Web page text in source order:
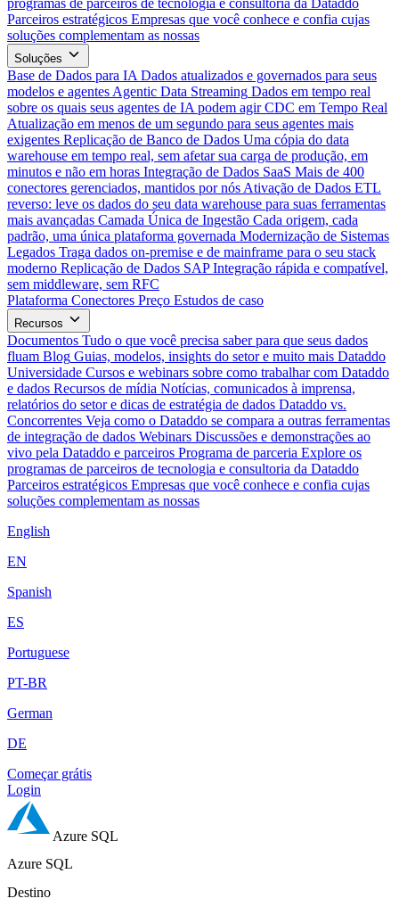
programas de parceiros de tecnologia e consultoria da Dataddo
Parceiros estratégicos Empresas que você conhece e confia cujas
soluções complementam as nossas
Soluções
Base de Dados para IA Dados atualizados e governados para seus
modelos e agentes Agentic Data Streaming Dados em tempo real
sobre os quais seus agentes de IA podem agir CDC em Tempo Real
Atualização em menos de um segundo para seus agentes mais
exigentes Replicação de Banco de Dados Uma cópia do data
warehouse em tempo real, sem afetar sua carga de produção, em
minutos e não em horas Integração de Dados SaaS Mais de 400
conectores gerenciados, mantidos por nós Ativação de Dados ETL
reverso: leve os dados do seu data warehouse para suas ferramentas
mais avançadas Camada Única de Ingestão Cada origem, cada
padrão, uma única plataforma governada Modernização de Sistemas
Legados Traga dados on-premise e de mainframe para o seu stack
moderno Replicação de Dados SAP Integração rápida e compatível,
sem middleware, sem RFC
Plataforma Conectores Preço Estudos de caso
Recursos
Documentos Tudo o que você precisa saber para que seus dados
fluam Blog Guias, modelos, insights do setor e muito mais Dataddo
Universidade Cursos e webinars sobre como trabalhar com Dataddo
e dados Recursos de mídia Notícias, comunicados à imprensa,
relatórios do setor e dicas de estratégia de dados Dataddo vs.
Concorrentes Veja como o Dataddo se compara a outras ferramentas
de integração de dados Webinars Discussões e demonstrações ao
vivo pela Dataddo e parceiros Programa de parceria Explore os
programas de parceiros de tecnologia e consultoria da Dataddo
Parceiros estratégicos Empresas que você conhece e confia cujas
soluções complementam as nossas
English
EN
Spanish
ES
Portuguese
PT-BR
German
DE
Começar grátis
Login
Azure SQL
Azure SQL
Destino